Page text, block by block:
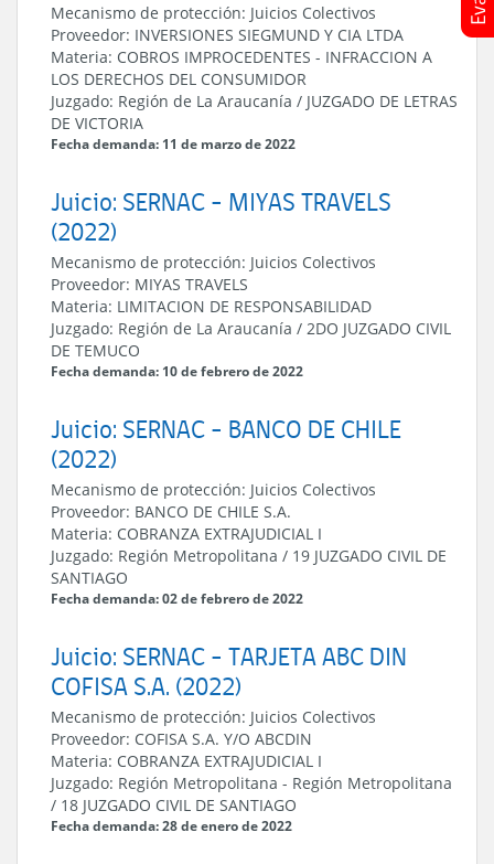
Mecanismo de protección: Juicios Colectivos
Proveedor: INVERSIONES SIEGMUND Y CIA LTDA
Materia: COBROS IMPROCEDENTES - INFRACCION A
LOS DERECHOS DEL CONSUMIDOR
Juzgado: Región de La Araucanía / JUZGADO DE LETRAS
DE VICTORIA
Fecha demanda: 11 de marzo de 2022
Juicio: SERNAC - MIYAS TRAVELS
(2022)
Mecanismo de protección: Juicios Colectivos
Proveedor: MIYAS TRAVELS
Materia: LIMITACION DE RESPONSABILIDAD
Juzgado: Región de La Araucanía / 2DO JUZGADO CIVIL
DE TEMUCO
Fecha demanda: 10 de febrero de 2022
Juicio: SERNAC - BANCO DE CHILE
(2022)
Mecanismo de protección: Juicios Colectivos
Proveedor: BANCO DE CHILE S.A.
Materia: COBRANZA EXTRAJUDICIAL I
Juzgado: Región Metropolitana / 19 JUZGADO CIVIL DE
SANTIAGO
Fecha demanda: 02 de febrero de 2022
Juicio: SERNAC - TARJETA ABC DIN
COFISA S.A. (2022)
Mecanismo de protección: Juicios Colectivos
Proveedor: COFISA S.A. Y/O ABCDIN
Materia: COBRANZA EXTRAJUDICIAL I
Juzgado: Región Metropolitana - Región Metropolitana
/ 18 JUZGADO CIVIL DE SANTIAGO
Fecha demanda: 28 de enero de 2022